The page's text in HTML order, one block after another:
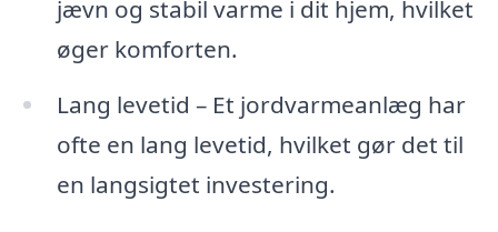
jævn og stabil varme i dit hjem, hvilket
øger komforten.
Lang levetid – Et jordvarmeanlæg har
ofte en lang levetid, hvilket gør det til
en langsigtet investering.